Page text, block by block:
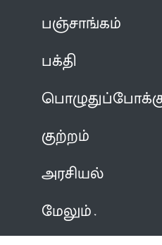
பஞ்சாங்கம்
பக்தி
குற்றம்
அரசியல்
மேலும்